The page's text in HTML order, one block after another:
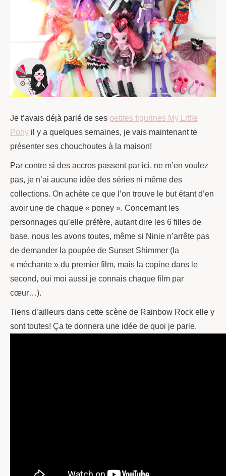
Je t’avais déjà parlé de ses petites figurines My Little
Pony il y a quelques semaines, je vais maintenant te
présenter ses chouchoutes à la maison!
Par contre si des accros passent par ici, ne m’en voulez
pas, je n’ai aucune idée des séries ni même des
collections. On achète ce que l’on trouve le but étant d’en
avoir une de chaque « poney ». Concernant les
personnages qu’elle préfère, autant dire les 6 filles de
base, nous les avons toutes, même si Ninie n’arrête pas
de demander la poupée de Sunset Shimmer (la
« méchante » du premier film, mais la copine dans le
second, oui moi aussi je connais chaque film par
cœur…).
Tiens d’ailleurs dans cette scène de Rainbow Rock elle y
sont toutes! Ça te donnera une idée de quoi je parle.